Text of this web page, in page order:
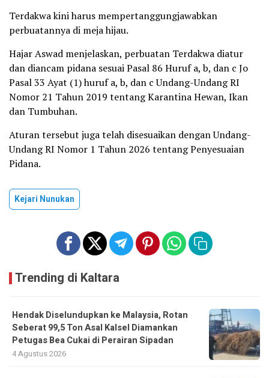
Terdakwa kini harus mempertanggungjawabkan
perbuatannya di meja hijau.
Hajar Aswad menjelaskan, perbuatan Terdakwa diatur
dan diancam pidana sesuai Pasal 86 Huruf a, b, dan c Jo
Pasal 33 Ayat (1) huruf a, b, dan c Undang-Undang RI
Nomor 21 Tahun 2019 tentang Karantina Hewan, Ikan
dan Tumbuhan.
Aturan tersebut juga telah disesuaikan dengan Undang-
Undang RI Nomor 1 Tahun 2026 tentang Penyesuaian
Pidana.
Kejari Nunukan
Trending di Kaltara
Hendak Diselundupkan ke Malaysia, Rotan
Seberat 99,5 Ton Asal Kalsel Diamankan
Petugas Bea Cukai di Perairan Sipadan
4 Agustus 2026